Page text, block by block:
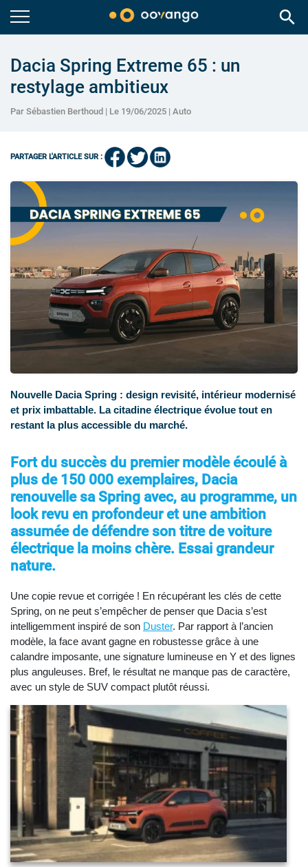
search
Dacia Spring Extreme 65 : un
restylage ambitieux
Par Sébastien Berthoud | Le 19/06/2025 | Auto
PARTAGER L'ARTICLE SUR :
Nouvelle Dacia Spring : design revisité, intérieur modernisé
et prix imbattable. La citadine électrique évolue tout en
restant la plus accessible du marché.
Fort du succès du premier modèle écoulé à
plus de 150 000 exemplaires, Dacia
renouvelle sa Spring avec, au programme, un
look revu en profondeur et une ambition
assumée de défendre son titre de voiture
électrique la moins chère. Essai grandeur
nature.
Une copie revue et corrigée ! En récupérant les clés de cette
Spring, on ne peut s’empêcher de penser que Dacia s’est
intelligemment inspiré de son Duster. Par rapport à l’ancien
modèle, la face avant gagne en robustesse grâce à une
calandre imposante, une signature lumineuse en Y et des lignes
plus anguleuses. Bref, le résultat ne manque pas de caractère,
avec un style de SUV compact plutôt réussi.